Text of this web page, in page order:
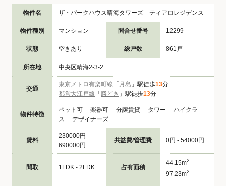
物件名 ザ・パークハウス晴海タワーズ ティアロレジデンス
物件種別 マンション 問合せ番号 12299
状態 空きあり 総戸数 861戸
所在地 中央区晴海2-3-2
交通
東京メトロ有楽町線 「 月島 」駅徒歩13分
都営大江戸線 「 勝どき 」駅徒歩13分
物件特徴
ペット可 楽器可 分譲賃貸 タワー ハイクラ
ス デザイナーズ
賃料
230000円 -
690000円
共益費/管理費 0円 - 54000円
間取 1LDK - 2LDK 占有面積
44.15m2 -
97.23m2